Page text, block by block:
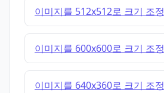
이미지를 512x512로 크기 조정
이미지를 600x600로 크기 조정
이미지를 640x360로 크기 조정